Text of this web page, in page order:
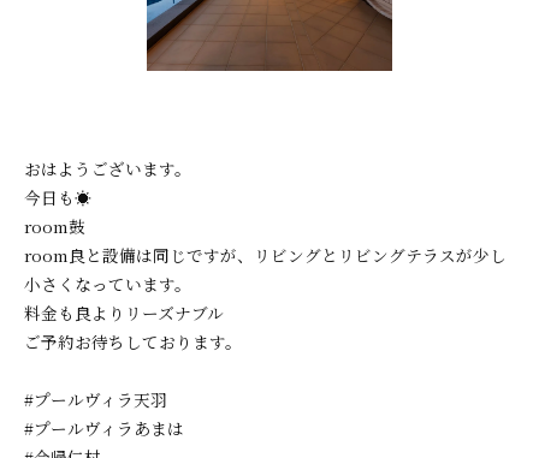
おはようございます。
今日も☀
room鼓
room良と設備は同じですが、リビングとリビングテラスが少し
小さくなっています。
料金も良よりリーズナブル
ご予約お待ちしております。
#プールヴィラ天羽
#プールヴィラあまは